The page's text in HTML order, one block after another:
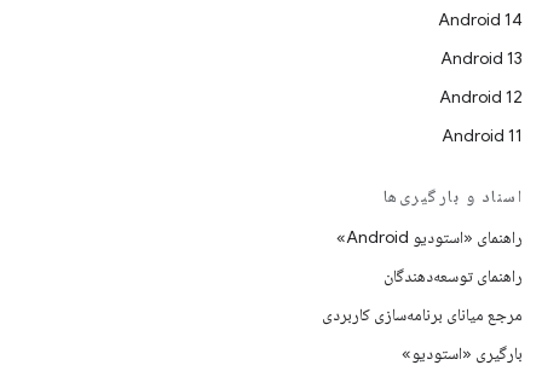
Android 14
Android 13
Android 12
Android 11
اسناد و بارگیری‌ها
راهنمای «استودیو Android»
راهنمای توسعه‌دهندگان
مرجع میانای برنامه‌سازی کاربردی
بارگیری «استودیو»